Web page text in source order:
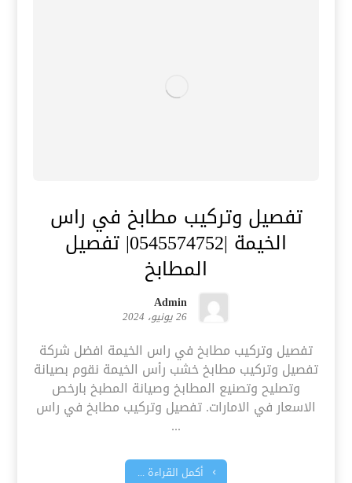
تفصيل وتركيب مطابخ في راس
الخيمة |0545574752| تفصيل
المطابخ
Admin
26 يونيو، 2024
تفصيل وتركيب مطابخ في راس الخيمة افضل شركة
تفصيل وتركيب مطابخ خشب رأس الخيمة نقوم بصيانة
وتصليح وتصنيع المطابخ وصيانة المطبخ بارخص
الاسعار في الامارات. تفصيل وتركيب مطابخ في راس
...
أكمل القراءة ...